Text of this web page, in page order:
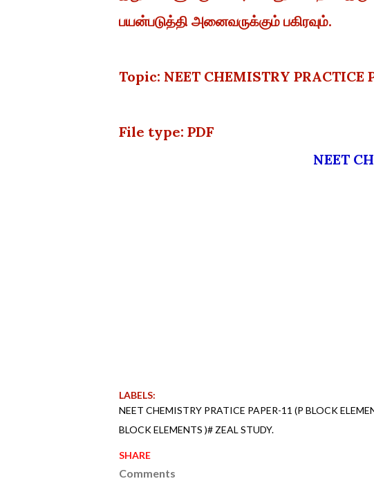
பயன்படுத்தி அனைவருக்கும் பகிரவும்.
Topic: NEET CHEMISTRY PRACTICE
File type: PDF
NEET
LABELS:
NEET CHEMISTRY PRATICE PAPER-11 (P BLOCK
BLOCK ELEMENTS )# ZEAL STUDY.
SHARE
Comments